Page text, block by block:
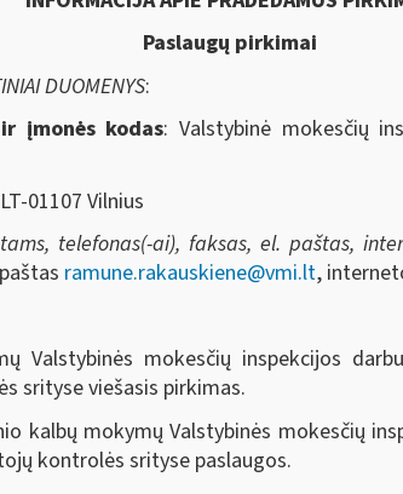
Paslaugų pirkimai
DUOMENYS:
įmonės kodas: Valstybinė mokesčių
01107 Vilnius
telefonas(-ai), faksas, el. paštas,
ramune.rakauskiene@vmi.lt,
Valstybinės mokesčių inspekcijos
srityseviešasis pirkimas.
kalbų mokymų Valstybinės mokesčių
kontrolės srityse paslaugos.